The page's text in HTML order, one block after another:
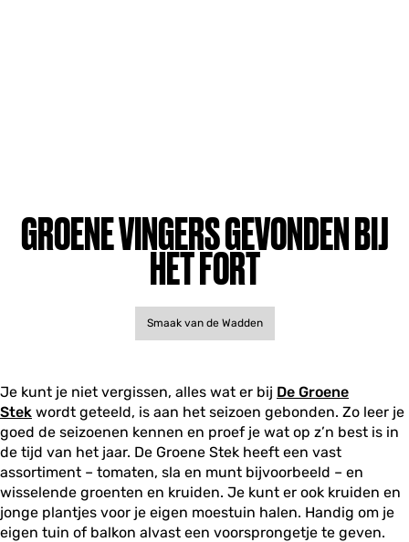
GROENE VINGERS GEVONDEN BIJ
HET FORT
Smaak van de Wadden
Je kunt je niet vergissen, alles wat er bij De Groene
Stek wordt geteeld, is aan het seizoen gebonden. Zo leer je
goed de seizoenen kennen en proef je wat op z’n best is in
de tijd van het jaar. De Groene Stek heeft een vast
assortiment – tomaten, sla en munt bijvoorbeeld – en
wisselende groenten en kruiden. Je kunt er ook kruiden en
jonge plantjes voor je eigen moestuin halen. Handig om je
eigen tuin of balkon alvast een voorsprongetje te geven.